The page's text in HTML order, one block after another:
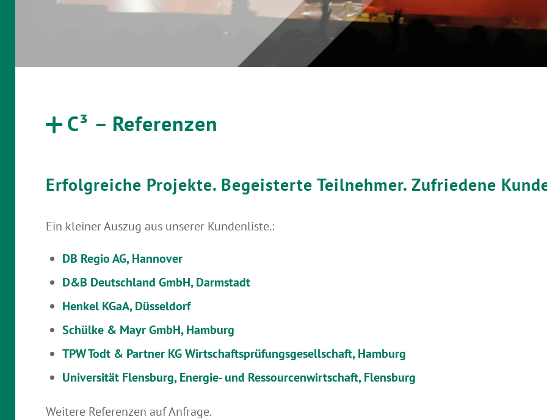
C³ – Referenzen
Erfolgreiche Projekte. Begeisterte Teilnehmer. Zufriedene
Ein kleiner Auszug aus unserer Kundenliste.:
DB Regio AG, Hannover
D&B Deutschland GmbH, Darmstadt
Henkel KGaA, Düsseldorf
Schülke & Mayr GmbH, Hamburg
TPW Todt & Partner KG Wirtschaftsprüfungsgesellschaft, Hamburg
Universität Flensburg, Energie- und Ressourcenwirtschaft, Flensburg
Weitere Referenzen auf Anfrage.